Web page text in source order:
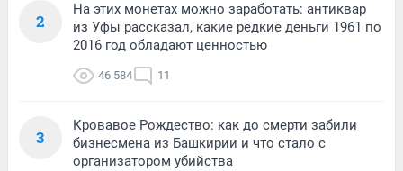
2
На этих монетах можно заработать: антиквар
из Уфы рассказал, какие редкие деньги 1961 по
2016 год обладают ценностью
46 584 11
3
Кровавое Рождество: как до смерти забили
бизнесмена из Башкирии и что стало с
организатором убийства